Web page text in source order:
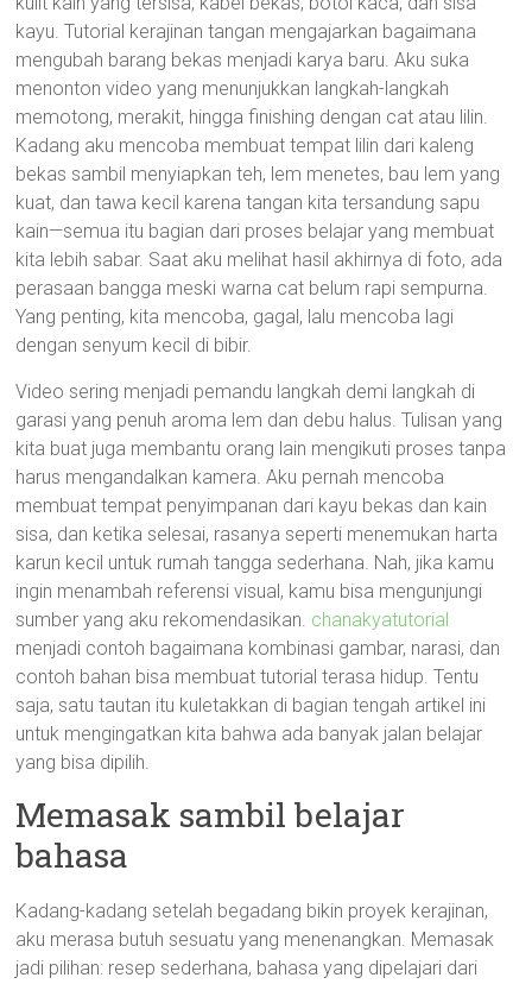
kayu. Tutorial kerajinan tangan mengajarkan bagaimana
mengubah barang bekas menjadi karya baru. Aku suka
menonton video yang menunjukkan langkah-langkah
memotong, merakit, hingga finishing dengan cat atau lilin.
Kadang aku mencoba membuat tempat lilin dari kaleng
bekas sambil menyiapkan teh, lem menetes, bau lem yang
kuat, dan tawa kecil karena tangan kita tersandung sapu
kain—semua itu bagian dari proses belajar yang membuat
kita lebih sabar. Saat aku melihat hasil akhirnya di foto, ada
perasaan bangga meski warna cat belum rapi sempurna.
Yang penting, kita mencoba, gagal, lalu mencoba lagi
dengan senyum kecil di bibir.
Video sering menjadi pemandu langkah demi langkah di
garasi yang penuh aroma lem dan debu halus. Tulisan yang
kita buat juga membantu orang lain mengikuti proses tanpa
harus mengandalkan kamera. Aku pernah mencoba
membuat tempat penyimpanan dari kayu bekas dan kain
sisa, dan ketika selesai, rasanya seperti menemukan harta
karun kecil untuk rumah tangga sederhana. Nah, jika kamu
ingin menambah referensi visual, kamu bisa mengunjungi
sumber yang aku rekomendasikan. chanakyatutorial
menjadi contoh bagaimana kombinasi gambar, narasi, dan
contoh bahan bisa membuat tutorial terasa hidup. Tentu
saja, satu tautan itu kuletakkan di bagian tengah artikel ini
untuk mengingatkan kita bahwa ada banyak jalan belajar
yang bisa dipilih.
Memasak sambil belajar
bahasa
Kadang-kadang setelah begadang bikin proyek kerajinan,
aku merasa butuh sesuatu yang menenangkan. Memasak
jadi pilihan: resep sederhana, bahasa yang dipelajari dari